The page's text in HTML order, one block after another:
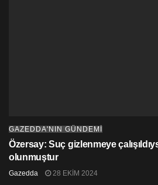
GAZEDDA'NIN GÜNDEMİ
Özersay: Suç gizlenmeye
olunmuştur
Gazedda 28 EKIM 2024